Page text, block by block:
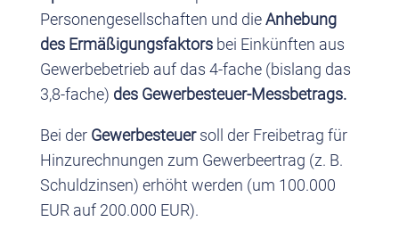
Personengesellschaften und dieAnhebung
des Ermäßigungsfaktors bei Einkünften aus
Gewerbebetrieb auf das 4-fache (bislang das
3,8-fache) des Gewerbesteuer-Messbetrags.
Bei der Gewerbesteuersoll der Freibetrag für
Hinzurechnungen zum Gewerbeertrag (z. B.
Schuldzinsen) erhöht werden (um 100.000
EUR auf 200.000 EUR).